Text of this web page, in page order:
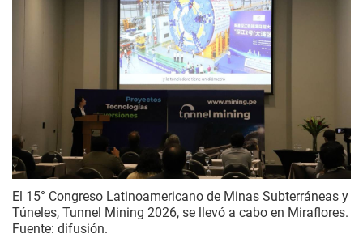
El 15° Congreso Latinoamericano de Minas Subterráneas y
Túneles, Tunnel Mining 2026, se llevó a cabo en Miraflores.
Fuente: difusión.